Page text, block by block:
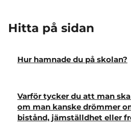
Hitta på sidan
Hur hamnade du på skolan?
Varför tycker du att man
om man kanske drömmer
bistånd, jämställdhet eller